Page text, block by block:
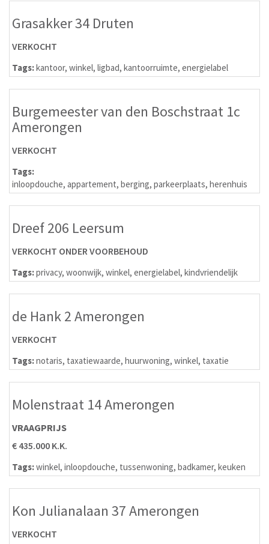
Grasakker 34 Druten
VERKOCHT
Tags:kantoor, winkel, ligbad, kantoorruimte, energielabel
Burgemeester van den Boschstraat 1c
Amerongen
VERKOCHT
Tags:
inloopdouche, appartement, berging, parkeerplaats, herenhuis
Dreef 206 Leersum
VERKOCHT ONDER VOORBEHOUD
Tags:privacy, woonwijk, winkel, energielabel, kindvriendelijk
de Hank 2 Amerongen
VERKOCHT
Tags:notaris, taxatiewaarde, huurwoning, winkel, taxatie
Molenstraat 14 Amerongen
VRAAGPRIJS
€ 435.000 K.K.
Tags:winkel, inloopdouche, tussenwoning, badkamer, keuken
Kon Julianalaan 37 Amerongen
VERKOCHT